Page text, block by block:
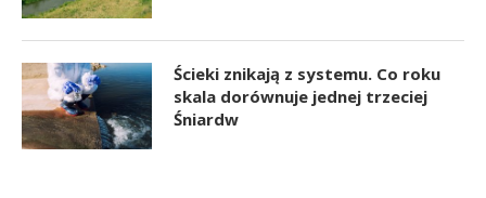
Ścieki znikają z systemu. Co roku
skala dorównuje jednej trzeciej
Śniardw